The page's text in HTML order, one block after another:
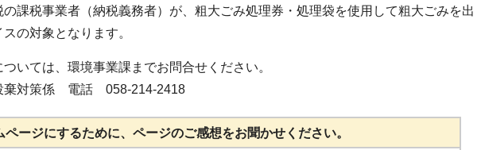
の課税事業者（納税義務者）が、粗大ごみ処理券・処理袋を使用して粗大ごみを出
の対象となります。
いては、環境事業課までお問合せください。
棄対策係 電話 058-214-2418
ページにするために、ページのご感想をお聞かせください。